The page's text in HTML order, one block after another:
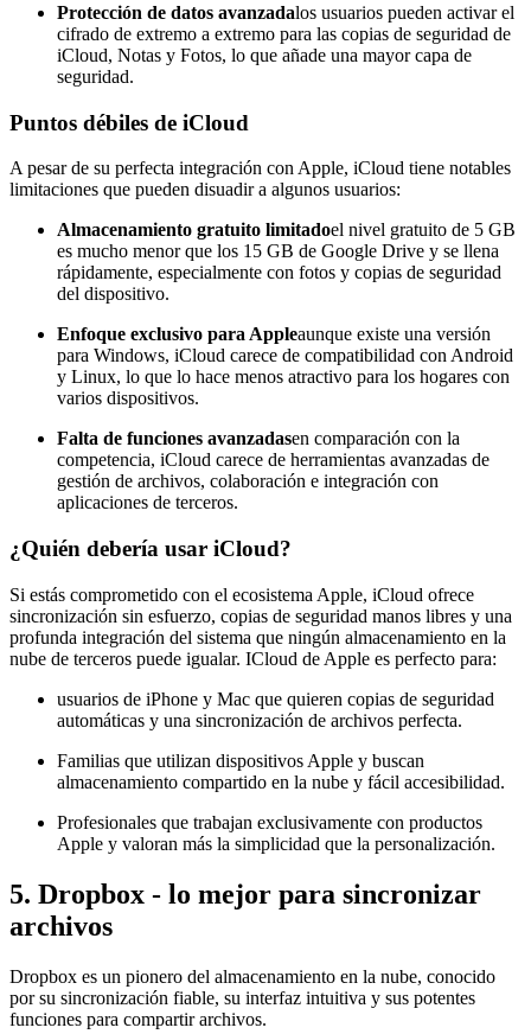
Protección de datos avanzadalos usuarios pueden activar el
cifrado de extremo a extremo para las copias de seguridad de
iCloud, Notas y Fotos, lo que añade una mayor capa de
seguridad.
Puntos débiles de iCloud
A pesar de su perfecta integración con Apple, iCloud tiene notables
limitaciones que pueden disuadir a algunos usuarios:
Almacenamiento gratuito limitadoel nivel gratuito de 5 GB
es mucho menor que los 15 GB de Google Drive y se llena
rápidamente, especialmente con fotos y copias de seguridad
del dispositivo.
Enfoque exclusivo para Appleaunque existe una versión
para Windows, iCloud carece de compatibilidad con Android
y Linux, lo que lo hace menos atractivo para los hogares con
varios dispositivos.
Falta de funciones avanzadasen comparación con la
competencia, iCloud carece de herramientas avanzadas de
gestión de archivos, colaboración e integración con
aplicaciones de terceros.
¿Quién debería usar iCloud?
Si estás comprometido con el ecosistema Apple, iCloud ofrece
sincronización sin esfuerzo, copias de seguridad manos libres y una
profunda integración del sistema que ningún almacenamiento en la
nube de terceros puede igualar. ICloud de Apple es perfecto para:
usuarios de iPhone y Mac que quieren copias de seguridad
automáticas y una sincronización de archivos perfecta.
Familias que utilizan dispositivos Apple y buscan
almacenamiento compartido en la nube y fácil accesibilidad.
Profesionales que trabajan exclusivamente con productos
Apple y valoran más la simplicidad que la personalización.
5. Dropbox - lo mejor para sincronizar
archivos
Dropbox es un pionero del almacenamiento en la nube, conocido
por su sincronización fiable, su interfaz intuitiva y sus potentes
funciones para compartir archivos.